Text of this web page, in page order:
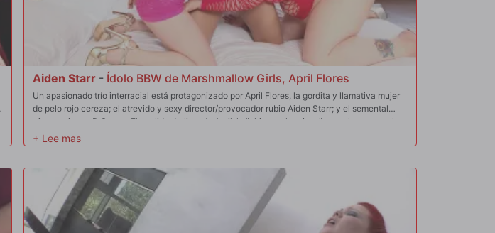
Aiden Starr - Ídolo BBW de Marshmallow Girls, April Flores
Un apasionado trío interracial está protagonizado por April Flores, la gordita y llamativa mujer
de pelo rojo cereza; el atrevido y sexy director/provocador rubio Aiden Starr; y el semental
afroamericano D Snoop. El vestido de tiras de April, la "chica malvavisco", muestra un escote
enorme. Las chicas se besan, acarician y chupan una polla negra; se desnudan para envolver
la cabeza de Snoop en cuatro grandes pechos. Este amistoso trío incluye sentarse en la cara,
masturbación, atragantamiento, follada grasosa y un vibrador enchufable. D Snoop descarga
una gran carga de esperma en la boca de Aiden y por todos los melones monstruosos de April.
Las chicas comparten la limpieza oral y, a lo largo de la escena, alegres besos en la boca.